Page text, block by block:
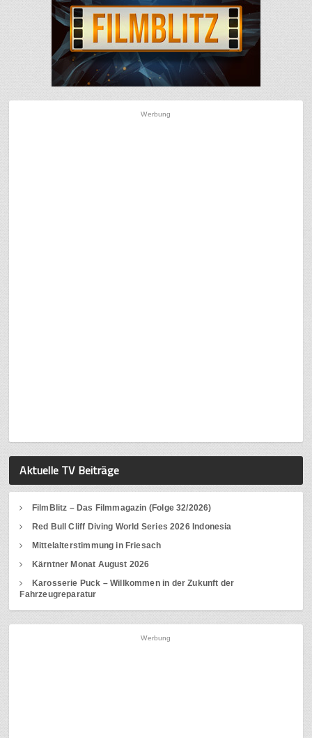
Werbung
Aktuelle TV Beiträge
FilmBlitz – Das Filmmagazin (Folge 32/2026)
Red Bull Cliff Diving World Series 2026 Indonesia
Mittelalterstimmung in Friesach
Kärntner Monat August 2026
Karosserie Puck – Willkommen in der Zukunft der
Fahrzeugreparatur
Werbung